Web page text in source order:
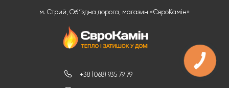
+38 (068) 935 79 79
м. Стрий, Обʼїздна дорога, магазин «ЄвроКамін»
КНОПКА
ЗВ'ЯЗКУ